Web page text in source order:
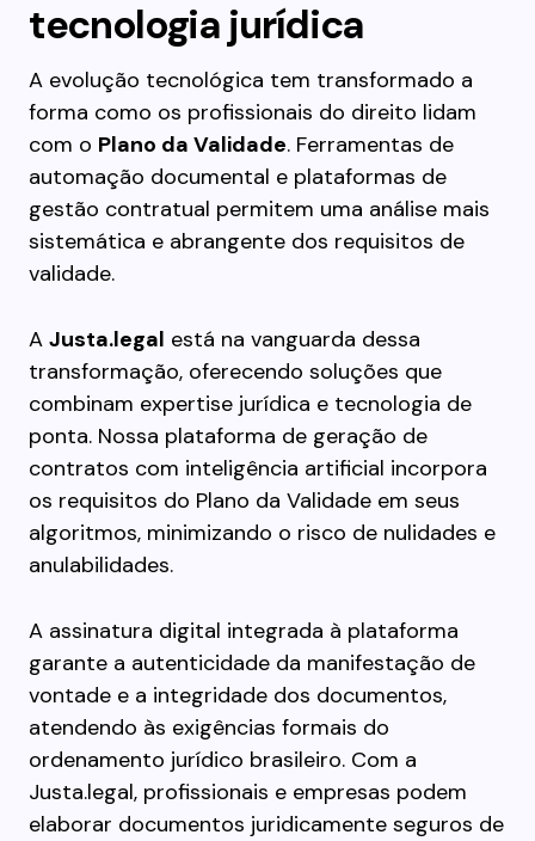
tecnologia jurídica
A evolução tecnológica tem transformado a
forma como os profissionais do direito lidam
com o Plano da Validade. Ferramentas de
automação documental e plataformas de
gestão contratual permitem uma análise mais
sistemática e abrangente dos requisitos de
validade.
A Justa.legal está na vanguarda dessa
transformação, oferecendo soluções que
combinam expertise jurídica e tecnologia de
ponta. Nossa plataforma de geração de
contratos com inteligência artificial incorpora
os requisitos do Plano da Validade em seus
algoritmos, minimizando o risco de nulidades e
anulabilidades.
A assinatura digital integrada à plataforma
garante a autenticidade da manifestação de
vontade e a integridade dos documentos,
atendendo às exigências formais do
ordenamento jurídico brasileiro. Com a
Justa.legal, profissionais e empresas podem
elaborar documentos juridicamente seguros de